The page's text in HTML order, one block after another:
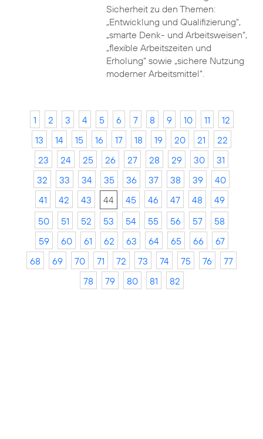
Sicherheit zu den Themen:
„Entwicklung und Qualifizierung“,
„smarte Denk- und Arbeitsweisen“,
„flexible Arbeitszeiten und
Erholung“ sowie „sichere Nutzung
moderner Arbeitsmittel“.
1 2 3 4 5 6 7 8 9 10 11
12
13
14 15 16 17 18 19 20 21
22
23
24 25 26 27 28 29 30
31
32
33 34 35 36 37 38 39
40
41
42 43 44 45 46 47 48
49
50
51 52 53 54 55 56 57
58
59
60 61 62 63 64 65 66
67
68
69 70 71 72 73 74 75 76
77
78
79 80 81 82